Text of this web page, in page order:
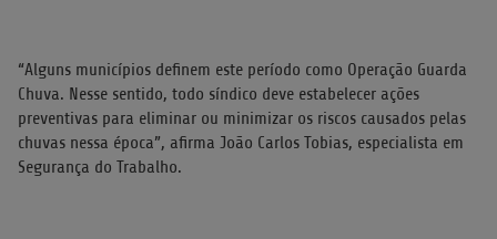
“Alguns municípios definem este período como Operação Guarda
Chuva. Nesse sentido, todo síndico deve estabelecer ações
preventivas para eliminar ou minimizar os riscos causados pelas
chuvas nessa época”, afirma João Carlos Tobias, especialista em
Segurança do Trabalho.